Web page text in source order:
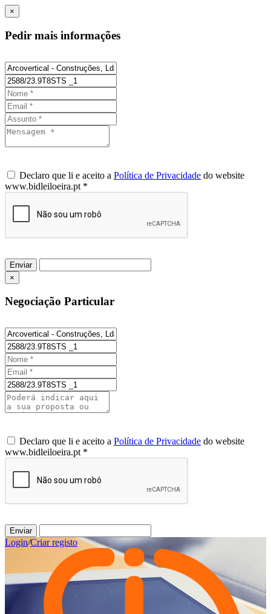
×
Pedir mais informações
Declaro que li e aceito a Política de Privacidade do website
www.bidleiloeira.pt *
Enviar
×
Negociação Particular
Declaro que li e aceito a Política de Privacidade do website
www.bidleiloeira.pt *
Enviar
Login/Criar registo